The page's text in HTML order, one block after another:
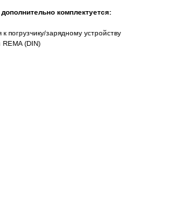
комплектуется:
зарядному устройству
(DIN)